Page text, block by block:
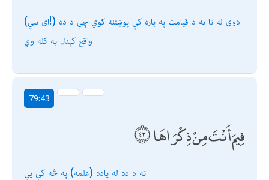
(اى نبي!) دوى له تا نه د قیامت په باره كې پوښتنه كوي چې د ده
واقع كېدل به كله وي
79:43
فِيمَ أَنْتَ مِنْ ذِكْرَاهَا
ته د ده له یاده (علمه) په څه كې يې